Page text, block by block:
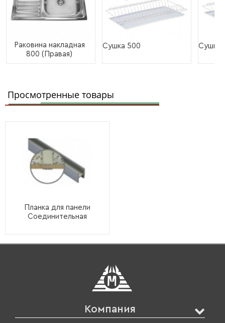
Раковина накладная
800 (Правая)
Сушка 500 Сушка
Просмотренные товары
Планка для панели
Соединительная
Компания